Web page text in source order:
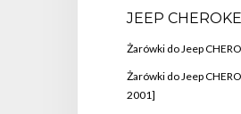
JEEP
Żarówki do Jeep
Żarówki do Jeep
2001]